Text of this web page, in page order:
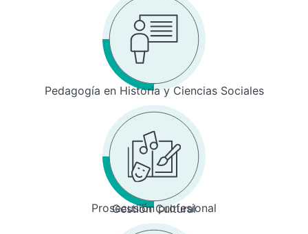
Pedagogía en Historia y Ciencias Sociales
Prosecusión profesional
Gestión Cultural